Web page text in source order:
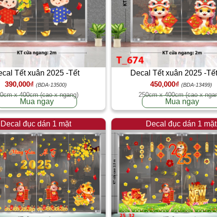
Tết xuân 2025 -Tết
390,000₫ (BDA-13500)
x 400cm (cao x ngang)
Mua ngay
Decal Tết xuân 2025 -
450,000₫ (BDA-13499)
250cm x 400cm (cao x
Mua ngay
Decal đục dán 1 mặt Decal đục dán 1 mặt